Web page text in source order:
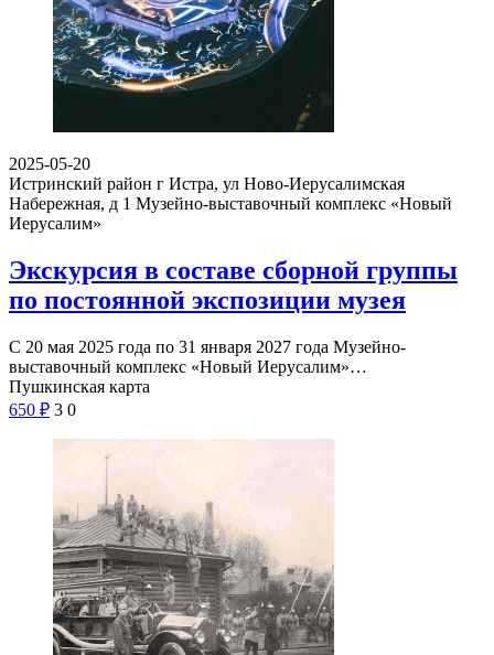
2025-05-20
Истринский район г Истра, ул Ново-Иерусалимская
Набережная, д 1 Музейно-выставочный комплекс «Новый
Иерусалим»
Экскурсия в составе сборной группы
по постоянной экспозиции музея
С 20 мая 2025 года по 31 января 2027 года Музейно-
выставочный комплекс «Новый Иерусалим»…
Пушкинская карта
650 ₽ 3 0